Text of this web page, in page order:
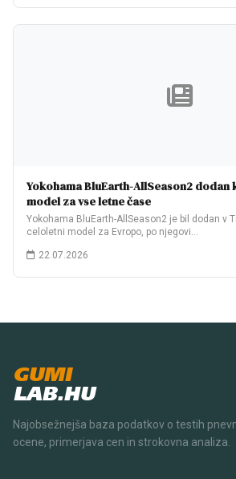
Yokohama BluEarth-AllSeason2
model za vse letne čase
Yokohama BluEarth-AllSeason2 je bil dodan v
celoletni model za Evropo, po njegovi…
22.07.2026
GUMI
LAB.HU
Najobsežnejša baza podatkov o testih
ocene, primerjava cen in strokovna analiza.